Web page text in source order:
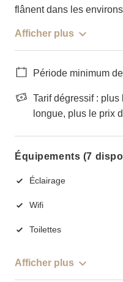
flânent dans les
Afficher plus
Période minimum
Tarif dégressif :
longue, plus le prix
Équipements (7
Éclairage
Wifi
Toilettes
Afficher plus